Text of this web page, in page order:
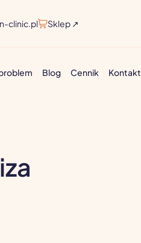
clinic.pl Sklep ↗
Blog Cennik Kontakt